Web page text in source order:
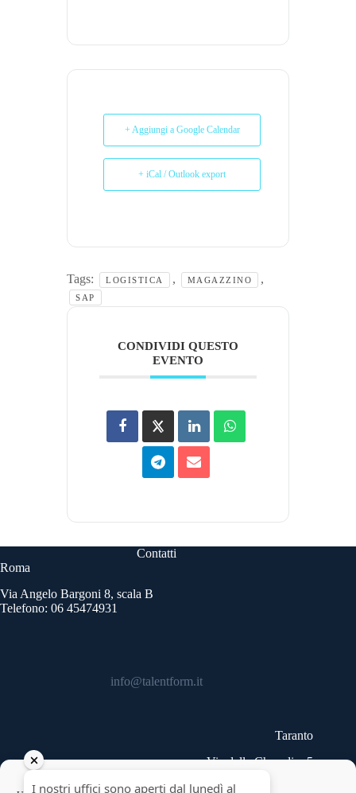
+ Aggiungi a Google Calendar
+ iCal / Outlook export
Tags: LOGISTICA , MAGAZZINO ,
SAP
CONDIVIDI QUESTO
EVENTO
Contatti
Roma
Via Angelo Bargoni 8, scala B
Telefono: 06 45474931
info@talentform.it
Taranto
Via delle Cheradi n.5
Copyright © 2026 - Talentform SpA - Partita IVA